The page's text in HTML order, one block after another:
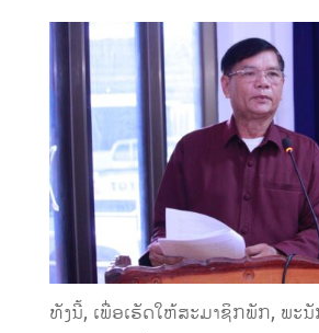
ທັງນີ້, ເພື່ອເຮັດໃຫ້ສະມາຊິກພັກ, ພະ